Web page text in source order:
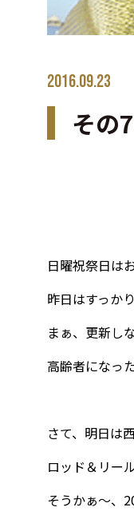
2016.09.23
その
日曜祝祭日は
昨日はすっか
まぁ、更新し
高齢者になっ
さて、明日は
ロッド＆リー
そうかぁ～、